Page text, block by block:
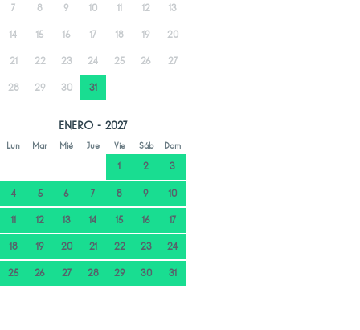
7 8 9 10 11 12 13
14 15 16 17 18 19 20
21 22 23 24 25 26 27
28 29 30 31
ENERO - 2027
Lun Mar Mié Jue Vie Sáb Dom
1 2 3
4 5 6 7 8 9 10
11 12 13 14 15 16 17
18 19 20 21 22 23 24
25 26 27 28 29 30 31